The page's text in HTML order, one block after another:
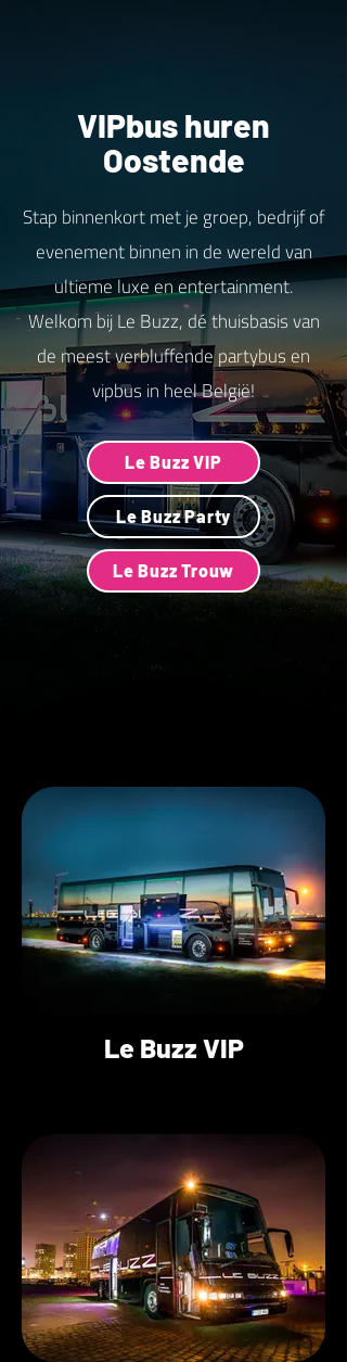
VIPbus huren
Oostende
Stap binnenkort met je groep, bedrijf of
evenement binnen in de wereld van
ultieme luxe en entertainment.
Welkom bij Le Buzz, dé thuisbasis van
de meest verbluffende partybus en
vipbus in heel België!
Le Buzz VIP
Le Buzz Party
Le Buzz Trouw
Le Buzz VIP